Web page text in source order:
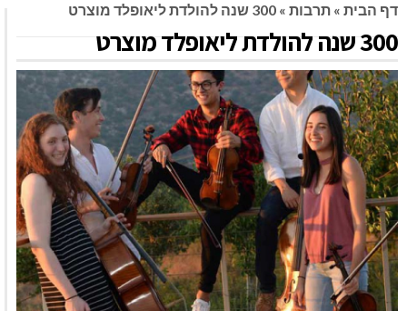
דף הבית » תרבות » 300 שנה להולדת ליאופלד מוצרט
300 שנה להולדת ליאופלד מוצרט